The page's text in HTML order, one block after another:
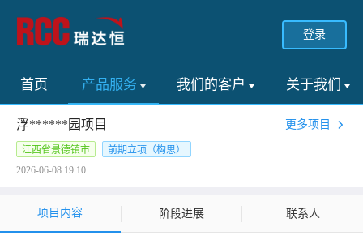
登录
首页 产品服务 我们的客户 关于我们
浮******园项目 更多项目
江西省景德镇市
前期立项（构思）
2026-06-08 19:10
项目内容 阶段进展 联系人